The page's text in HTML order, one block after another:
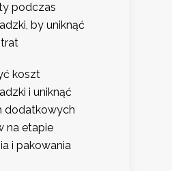
podczas
by uniknąć
koszt
i uniknąć
dodatkowych
na etapie
i pakowania